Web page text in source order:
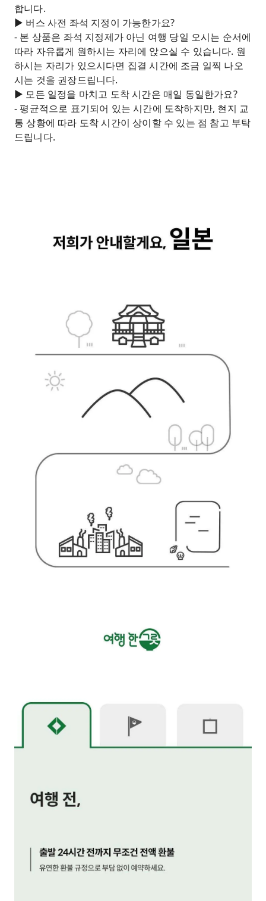
합니다.
► 버스 사전 좌석 지정이 가능한가요?
- 본 상품은 좌석 지정제가 아닌 여행 당일 오시는 순서에
따라 자유롭게 원하시는 자리에 앉으실 수 있습니다. 원
하시는 자리가 있으시다면 집결 시간에 조금 일찍 나오
시는 것을 권장드립니다.
► 모든 일정을 마치고 도착 시간은 매일 동일한가요?
- 평균적으로 표기되어 있는 시간에 도착하지만, 현지 교
통 상황에 따라 도착 시간이 상이할 수 있는 점 참고 부탁
드립니다.